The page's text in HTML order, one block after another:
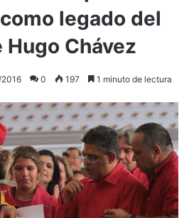
legado del
Chávez
0 197 1 minuto de lectura